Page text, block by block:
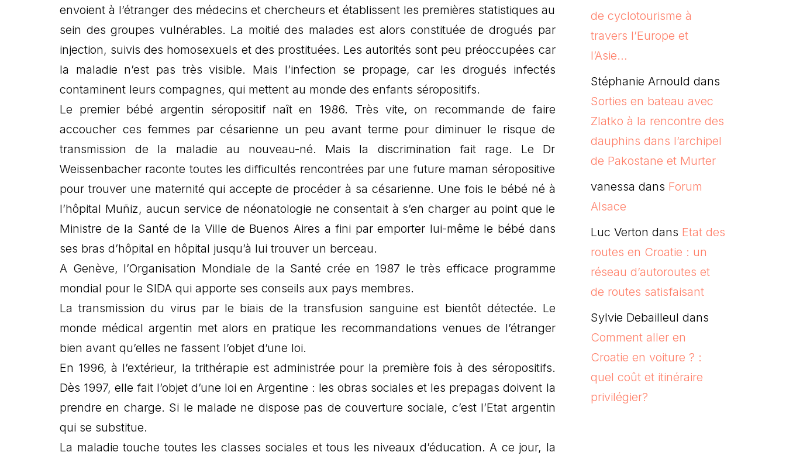
envoient à l’étranger des médecins et chercheurs et établissent les premières statistiques au
sein des groupes vulnérables. La moitié des malades est alors constituée de drogués par
injection, suivis des homosexuels et des prostituées. Les autorités sont peu préoccupées car
la maladie n’est pas très visible. Mais l’infection se propage, car les drogués infectés
contaminent leurs compagnes, qui mettent au monde des enfants séropositifs.
Le premier bébé argentin séropositif naît en 1986. Très vite, on recommande de faire
accoucher ces femmes par césarienne un peu avant terme pour diminuer le risque de
transmission de la maladie au nouveau-né. Mais la discrimination fait rage. Le Dr
Weissenbacher raconte toutes les difficultés rencontrées par une future maman séropositive
pour trouver une maternité qui accepte de procéder à sa césarienne. Une fois le bébé né à
l’hôpital Muñiz, aucun service de néonatologie ne consentait à s’en charger au point que le
Ministre de la Santé de la Ville de Buenos Aires a fini par emporter lui-même le bébé dans
ses bras d’hôpital en hôpital jusqu’à lui trouver un berceau.
A Genève, l’Organisation Mondiale de la Santé crée en 1987 le très efficace programme
mondial pour le SIDA qui apporte ses conseils aux pays membres.
La transmission du virus par le biais de la transfusion sanguine est bientôt détectée. Le
monde médical argentin met alors en pratique les recommandations venues de l’étranger
bien avant qu’elles ne fassent l’objet d’une loi.
En 1996, à l’extérieur, la trithérapie est administrée pour la première fois à des séropositifs.
Dès 1997, elle fait l’objet d’une loi en Argentine : les obras sociales et les prepagas doivent la
prendre en charge. Si le malade ne dispose pas de couverture sociale, c’est l’Etat argentin
qui se substitue.
La maladie touche toutes les classes sociales et tous les niveaux d’éducation. A ce jour, la
de cyclotourisme à
travers l’Europe et
l’Asie…
Stéphanie Arnould dans
Sorties en bateau avec
Zlatko à la rencontre des
dauphins dans l’archipel
de Pakostane et Murter
vanessa dans Forum
Alsace
Luc Verton dans Etat des
routes en Croatie : un
réseau d’autoroutes et
de routes satisfaisant
Sylvie Debailleul dans
Comment aller en
Croatie en voiture ? :
quel coût et itinéraire
privilégier?